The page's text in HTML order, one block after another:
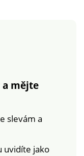
mějte
slevám a
uvidíte jako